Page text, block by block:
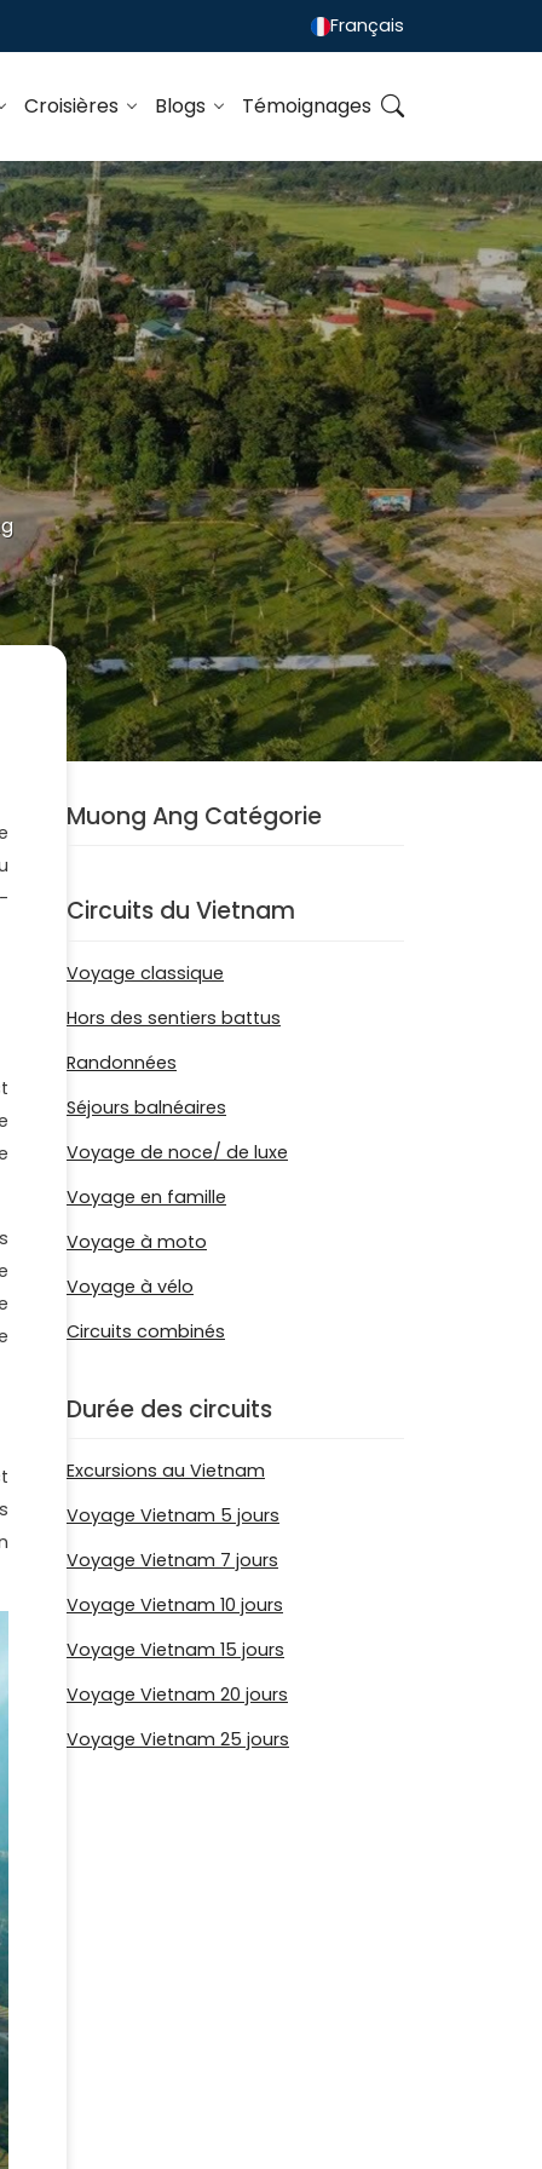
Français
Croisières Blogs Témoignages
Muong Ang Catégorie
Circuits du Vietnam
Voyage classique
Hors des sentiers battus
Randonnées
Séjours balnéaires
Voyage de noce/ de luxe
Voyage en famille
Voyage à moto
Voyage à vélo
Circuits combinés
Durée des circuits
Excursions au Vietnam
Voyage Vietnam 5 jours
Voyage Vietnam 7 jours
Voyage Vietnam 10 jours
Voyage Vietnam 15 jours
Voyage Vietnam 20 jours
Voyage Vietnam 25 jours